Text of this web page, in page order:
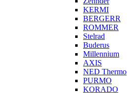
KERMI
BERGERR
ROMMER
Stelrad
Buderus
Millennium
AXIS
NED Thermo
PURMO
KORADO